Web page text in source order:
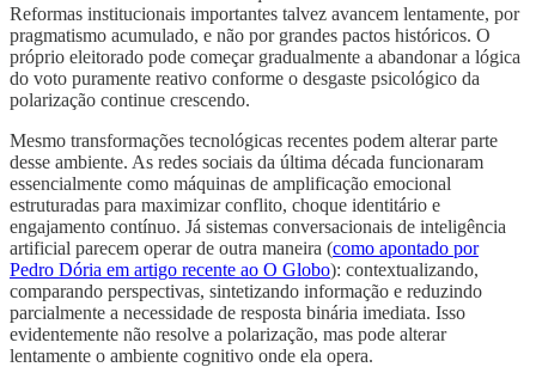
Reformas institucionais importantes talvez avancem lentamente, por
pragmatismo acumulado, e não por grandes pactos históricos. O
próprio eleitorado pode começar gradualmente a abandonar a lógica
do voto puramente reativo conforme o desgaste psicológico da
polarização continue crescendo.
Mesmo transformações tecnológicas recentes podem alterar parte
desse ambiente. As redes sociais da última década funcionaram
essencialmente como máquinas de amplificação emocional
estruturadas para maximizar conflito, choque identitário e
engajamento contínuo. Já sistemas conversacionais de inteligência
artificial parecem operar de outra maneira (como apontado por
Pedro Dória em artigo recente ao O Globo): contextualizando,
comparando perspectivas, sintetizando informação e reduzindo
parcialmente a necessidade de resposta binária imediata. Isso
evidentemente não resolve a polarização, mas pode alterar
lentamente o ambiente cognitivo onde ela opera.